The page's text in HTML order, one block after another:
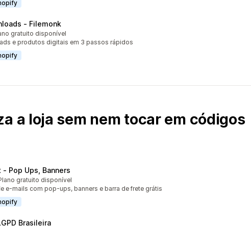
‑ Filemonk
ao todo
gratuito disponível
e produtos digitais em 3 passos rápidos
a loja sem nem tocar em códigos
Pop Ups, Banners
ao todo
gratuito disponível
e-mails com pop-ups, banners e barra de frete grátis
Brasileira